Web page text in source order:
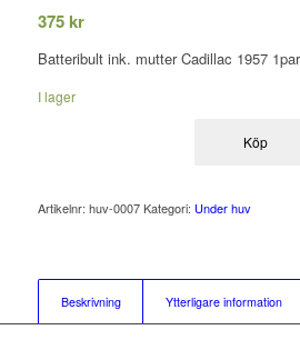
375 kr
Batteribult ink. mutter Cadillac 1957 1par
I lager
Köp
Artikelnr: huv-0007 Kategori: Under huv
Beskrivning Ytterligare information